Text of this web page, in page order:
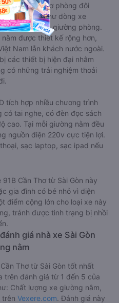
91B Cần Thơ phòng đôi
kế tương tự như dòng xe
từ Sài Gòn giường phòng.
được thiết kế rộng hơn,
Nam lẫn khách nước ngoài.
các thiết bị hiện đại nhằm
có những trải nghiệm thoải
tích hợp nhiều chương trình
có tai nghe, có đèn đọc sách
cao. Tại mỗi giường nằm đều
nguồn điện 220v cực tiện lợi.
sạc laptop, sạc ipad nếu
Cần Thơ từ Sài Gòn này
gia đình có bé nhỏ vì diện
điểm cộng lớn cho loại xe này
tránh được tình trạng bị nhồi
giá nhà xe Sài Gòn
nằm
Thơ từ Sài Gòn tốt nhất
trên đánh giá từ 1 đến 5 của
Chất lượng xe giường nằm,
trên Vexere.com. Đánh giá này